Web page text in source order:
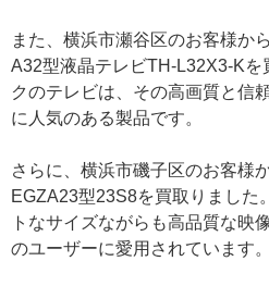
また、横浜市瀬谷区のお客様か
A32型液晶テレビTH-L32X3-Kを
クのテレビは、その高画質と信
に人気のある製品です。
さらに、横浜市磯子区のお客様
EGZA23型23S8を買取りました
トなサイズながらも高品質な映
のユーザーに愛用されています。